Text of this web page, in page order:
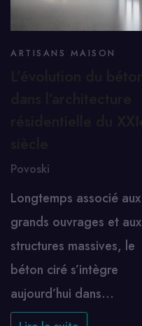
ARTISANS MAISON
Povoski
Longtemps associé aux
grands ouvrages et aux
structures massives, le
béton ciré s’intègre
aujourd’hui dans…